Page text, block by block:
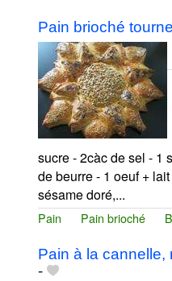
Pain brioché
sucre - 2càc de sel - 1
de beurre - 1 oeuf +
sésame doré,...
Pain Pain brioché
Pain à la cannelle,
-